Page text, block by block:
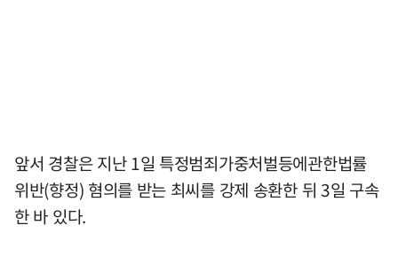
앞서 경찰은 지난 1일 특정범죄가중처벌등에관한법률
위반(향정) 혐의를 받는 최씨를 강제 송환한 뒤 3일 구속
한 바 있다.